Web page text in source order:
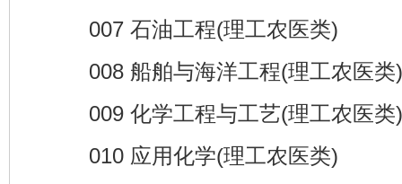
007 石油工程(理工农医类)
008 船舶与海洋工程(理工农医类)
009 化学工程与工艺(理工农医类)
010 应用化学(理工农医类)